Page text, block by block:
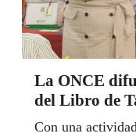
La ONCE
del Libro de
Con una